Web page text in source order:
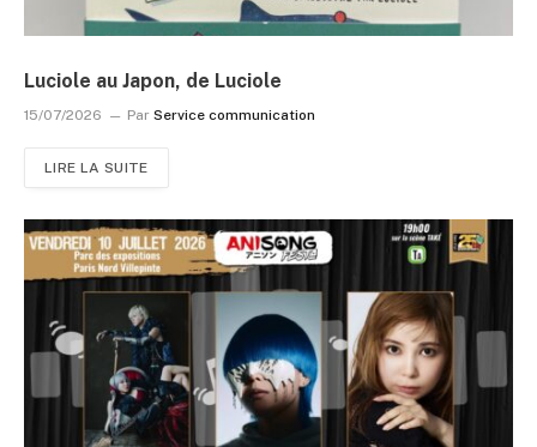
Luciole au Japon, de Luciole
15/07/2026 Par Service communication
LIRE LA SUITE